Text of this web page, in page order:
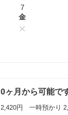
7
金
0ヶ月から可能で
2,420円 一時預かり